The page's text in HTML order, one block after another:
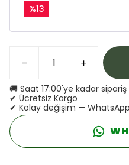
%13
🚚 Saat 17:00'ye kadar
✔ Ücretsiz Kargo
✔ Kolay değişim —